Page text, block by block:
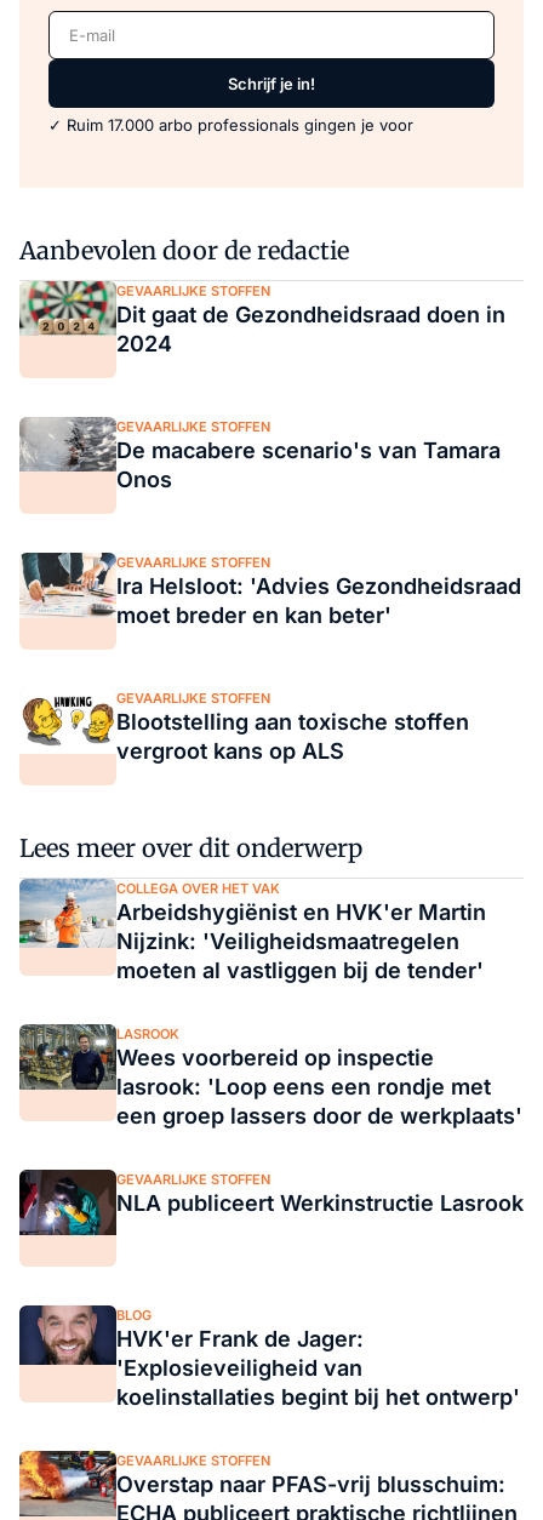
E-mail
Schrijf je in!
✓ Ruim 17.000 arbo professionals gingen je voor
Aanbevolen door de redactie
GEVAARLIJKE STOFFEN
Dit gaat de Gezondheidsraad doen in
2024
GEVAARLIJKE STOFFEN
De macabere scenario's van Tamara
Onos
GEVAARLIJKE STOFFEN
Ira Helsloot: 'Advies Gezondheidsraad
moet breder en kan beter'
GEVAARLIJKE STOFFEN
Blootstelling aan toxische stoffen
vergroot kans op ALS
Lees meer over dit onderwerp
COLLEGA OVER HET VAK
Arbeidshygiënist en HVK'er Martin
Nijzink: 'Veiligheidsmaatregelen
moeten al vastliggen bij de tender'
LASROOK
Wees voorbereid op inspectie
lasrook: 'Loop eens een rondje met
een groep lassers door de werkplaats'
GEVAARLIJKE STOFFEN
NLA publiceert Werkinstructie Lasrook
BLOG
HVK'er Frank de Jager:
'Explosieveiligheid van
koelinstallaties begint bij het ontwerp'
GEVAARLIJKE STOFFEN
Overstap naar PFAS-vrij blusschuim:
ECHA publiceert praktische richtlijnen